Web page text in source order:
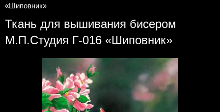
«Шиповник»
Ткань для вышивания бисером
М.П.Студия Г-016 «Шиповник»